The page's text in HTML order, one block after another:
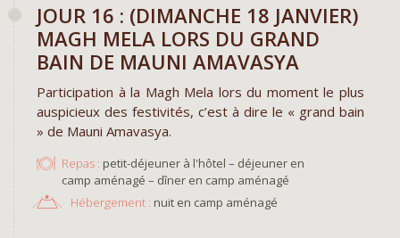
JOUR 16 : (DIMANCHE 18 JANVIER)
MAGH MELA LORS DU GRAND
BAIN DE MAUNI AMAVASYA
Participation à la Magh Mela lors du moment le plus
auspicieux des festivités, c’est à dire le « grand bain
» de Mauni Amavasya.
Repas : petit-déjeuner à l'hôtel – déjeuner en
camp aménagé – dîner en camp aménagé
Hébergement : nuit en camp aménagé